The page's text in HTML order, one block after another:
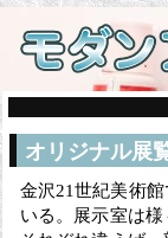
オリジナル展
金沢21世紀美術
いる。展示室は